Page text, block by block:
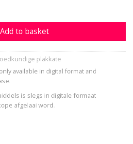
quantity
Add to basket
plakkate
available in digital format and
is slegs in digitale formaat
afgelaai word.